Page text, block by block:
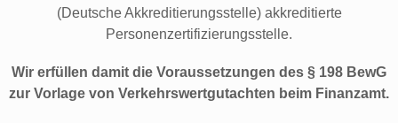
(Deutsche Akkreditierungsstelle) akkreditierte
Personenzertifizierungsstelle.
Wir erfüllen damit die Voraussetzungen des § 198 BewG
zur Vorlage von Verkehrswertgutachten beim Finanzamt.